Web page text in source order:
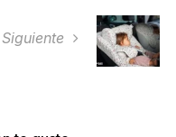
Siguiente